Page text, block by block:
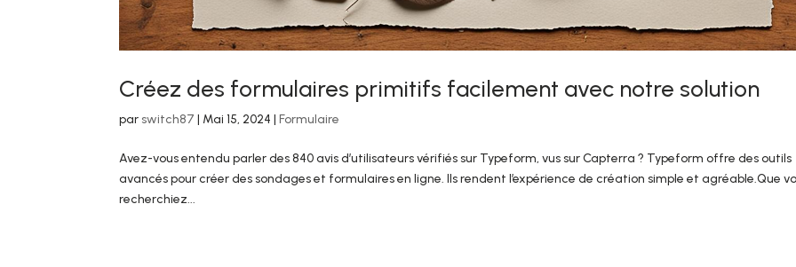
Créez des formulaires primitifs facilement avec notre solution
par switch87 | Mai 15, 2024 |Formulaire
Avez-vous entendu parler des 840 avis d’utilisateurs vérifiés sur Typeform, vus sur Capterra ? Typeform offre des outils
avancés pour créer des sondages et formulaires en ligne. Ils rendent l’expérience de création simple et agréable.Que
recherchiez...